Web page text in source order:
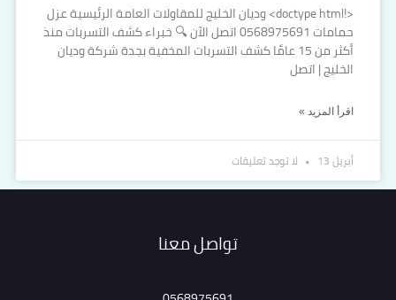
<!doctype html> وديان الخليج للمقاولات العامة الرئيسية عزل
حمامات 0568975691 اتصل الآن 🔍 خبراء كشف التسربات منذ
أكثر من 15 عامًا كشف التسربات المخفية بجدة شركة وديان
الخليج | اتصل
اقرأ المزيد »
أبريل 13 لا توجد تعليقات
تواصل معنا